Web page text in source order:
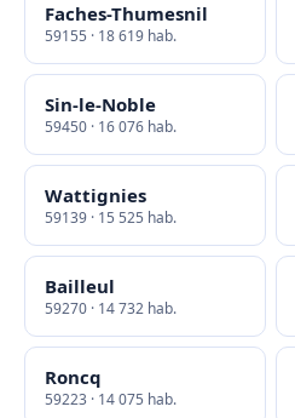
Faches-Thumesnil
59155 · 18 619 hab.
Sin-le-Noble
59450 · 16 076 hab.
Wattignies
59139 · 15 525 hab.
Bailleul
59270 · 14 732 hab.
Roncq
59223 · 14 075 hab.